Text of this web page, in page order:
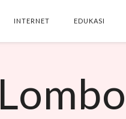
INTERNET EDUKASI